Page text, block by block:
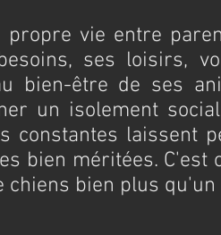
propre vie entre
ses loisirs,
bien-être de ses
un isolement
constantes laissent
bien méritées.
chiens bien plus